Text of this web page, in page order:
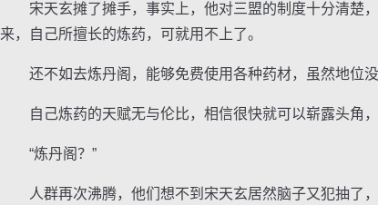
宋天玄摊了摊手，事实上，他对三盟的制度十分清楚
来，自己所擅长的炼药，可就用不上了。
还不如去炼丹阁，能够免费使用各种药材，虽然地位没
自己炼药的天赋无与伦比，相信很快就可以崭露头角，
“炼丹阁？”
人群再次沸腾，他们想不到宋天玄居然脑子又犯抽了，